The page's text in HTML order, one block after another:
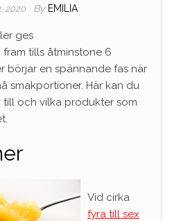
2020 By EMILIA
ges
tills åtminstone 6
börjar en spännande fas när
smakportioner. Här kan du
till och vilka produkter som
Vid cirka
fyra till sex